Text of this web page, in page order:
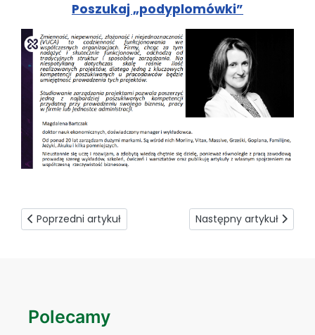
Poszukaj „podyplomówki”
Poprzedni artykuł: LAST MINUTE w PWSZ w Koninie
Poprzedni artykuł Następny artykuł:
Następny artykuł
Polecamy